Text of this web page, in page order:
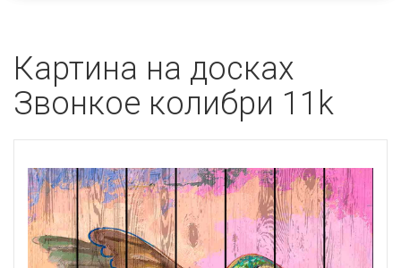
Картина на досках
Звонкое колибри 11k